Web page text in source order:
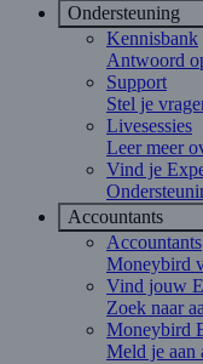
Ondersteuning
Kennisbank
Antwoord
Support
Stel je
Livesessies
Leer meer
Vind je
Accountants
Accountants
Moneybird
Vind jouw
Zoek naar
Moneybird
Meld je aan